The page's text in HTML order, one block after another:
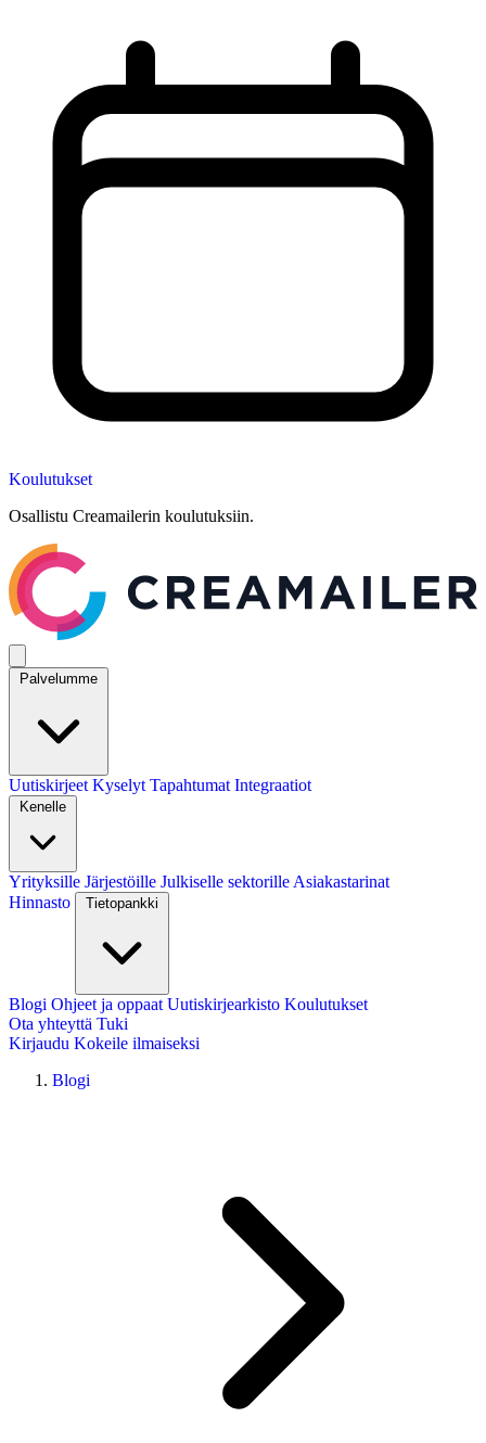
Koulutukset
Osallistu Creamailerin koulutuksiin.
Palvelumme
Uutiskirjeet Kyselyt Tapahtumat Integraatiot
Kenelle
Yrityksille Järjestöille Julkiselle sektorille Asiakastarinat
Hinnasto
Tietopankki
Blogi Ohjeet ja oppaat Uutiskirjearkisto Koulutukset
Ota yhteyttä Tuki
Kirjaudu Kokeile ilmaiseksi
Blogi